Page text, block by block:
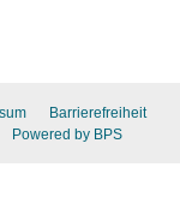
Barrierefreiheit
Powered by BPS